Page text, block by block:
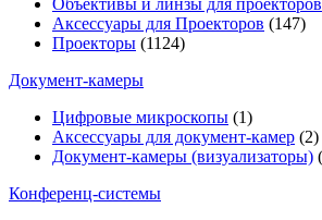
Объективы и линзы для проекторов
Аксессуары для Проекторов (147)
Проекторы (1124)
Документ-камеры
Цифровые микроскопы (1)
Аксессуары для документ-камер (2)
Документ-камеры (визуализаторы)
Конференц-системы